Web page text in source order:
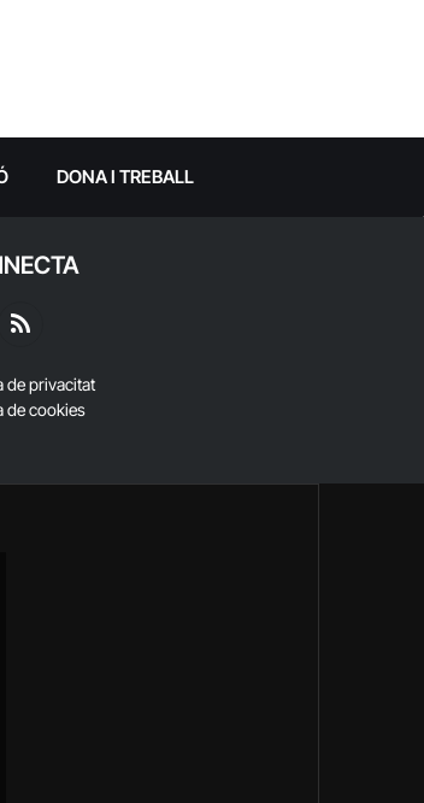
DONA I TREBALL
RSS
de privacitat
de cookies